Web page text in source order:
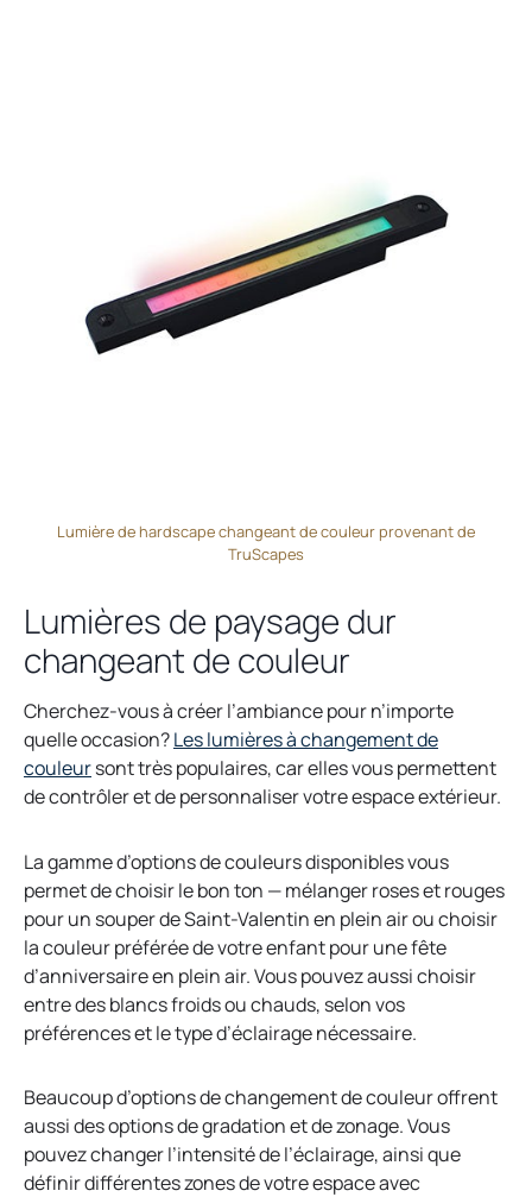
Lumière de hardscape changeant de couleur provenant de
TruScapes
Lumières de paysage dur
changeant de couleur
Cherchez-vous à créer l’ambiance pour n’importe
quelle occasion?Les lumières à changement de
couleuro
p
n
s
n
a
n
e
a
b
sont très populaires, car elles vous permettent
de contrôler et de personnaliser votre espace extérieur.
La gamme d’options de couleurs disponibles vous
permet de choisir le bon ton — mélanger roses et rouges
pour un souper de Saint-Valentin en plein air ou choisir
la couleur préférée de votre enfant pour une fête
d’anniversaire en plein air. Vous pouvez aussi choisir
entre des blancs froids ou chauds, selon vos
préférences et le type d’éclairage nécessaire.
Beaucoup d’options de changement de couleur offrent
aussi des options de gradation et de zonage. Vous
pouvez changer l’intensité de l’éclairage, ainsi que
définir différentes zones de votre espace avec